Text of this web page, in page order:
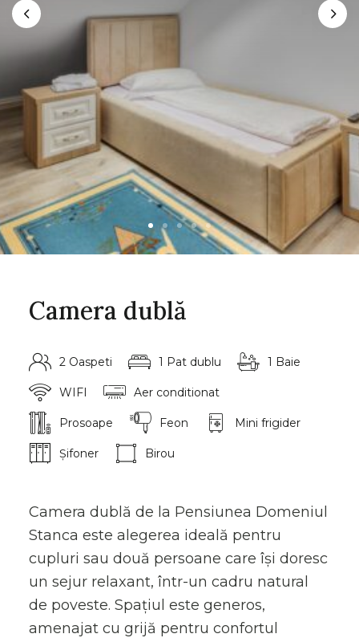
Camera dublă
2 Oaspeti 1 Pat dublu 1 Baie
WIFI Aer conditionat
Prosoape Feon Mini frigider
Șifoner Birou
Camera dublă de la Pensiunea Domeniul
Stanca este alegerea ideală pentru
cupluri sau două persoane care își doresc
un sejur relaxant, într-un cadru natural
de poveste. Spațiul este generos,
amenajat cu grijă pentru confortul